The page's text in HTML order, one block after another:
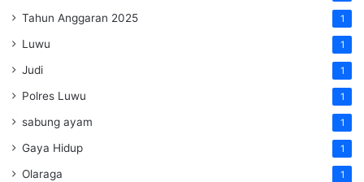
Tahun Anggaran 2025 1
Luwu 1
Judi 1
Polres Luwu 1
sabung ayam 1
Gaya Hidup 1
Olaraga 1